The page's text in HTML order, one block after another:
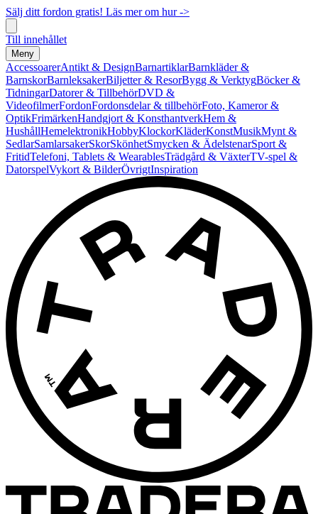
Sälj ditt fordon gratis! Läs mer om hur ->
Till innehållet
Meny
AccessoarerAntikt & DesignBarnartiklarBarnkläder &
BarnskorBarnleksakerBiljetter & ResorBygg & VerktygBöcker &
TidningarDatorer & TillbehörDVD &
VideofilmerFordonFordonsdelar & tillbehörFoto, Kameror &
OptikFrimärkenHandgjort & KonsthantverkHem &
HushållHemelektronikHobbyKlockorKläderKonstMusikMynt &
SedlarSamlarsakerSkorSkönhetSmycken & ÄdelstenarSport &
FritidTelefoni, Tablets & WearablesTrädgård & VäxterTV-spel &
DatorspelVykort & BilderÖvrigtInspiration